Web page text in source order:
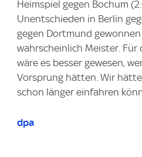
Heimspiel gegen Bochum
Unentschieden in Berlin
gegen Dortmund
wahrscheinlich Meister. Für
wäre es besser gewesen,
Vorsprung hätten. Wir
schon länger einfahren
dpa